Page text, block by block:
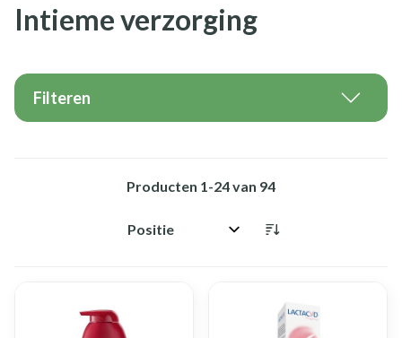
Intieme verzorging
Filteren
Producten 1-24van 94
Sorteer op: